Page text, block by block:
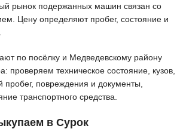
рынок подержанных машин связан со
Цену определяют пробег, состояние и
по посёлку и Медведевскому району
проверяем техническое состояние, кузов,
пробег, повреждения и документы,
транспортного средства.
в Сурок